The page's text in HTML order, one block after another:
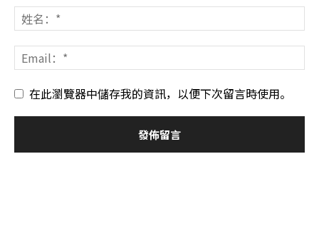
在此瀏覽器中儲存我的資訊，以便下次留言時使用。